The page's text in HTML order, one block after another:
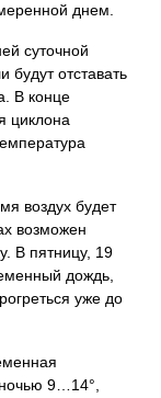
днем.
суточной
отставать
В конце
циклона
воздух будет
возможен
В пятницу, 19
дождь,
уже до
9…14°,